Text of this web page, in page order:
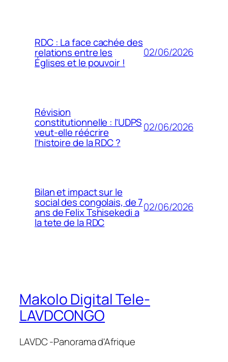
RDC : La face cachée des
relations entre les
Églises et le pouvoir !
02/06/2026
Révision
constitutionnelle : l’UDPS
veut-elle réécrire
l’histoire de la RDC ?
02/06/2026
Bilan et impact sur le
social des congolais, de 7
ans de Felix Tshisekedi a
la tete de la RDC
02/06/2026
Makolo Digital Tele-
LAVDCONGO
LAVDC -Panorama d'Afrique